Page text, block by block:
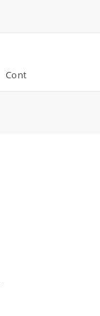
Cont